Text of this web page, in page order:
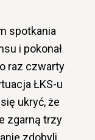
spotkania
i pokonał
raz czwarty
ŁKS-u
ukryć, że
zgarną trzy
zdobyli